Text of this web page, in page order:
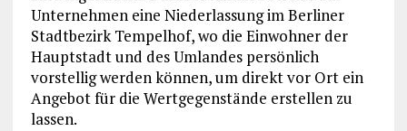
Unternehmen eine Niederlassung im Berliner
Stadtbezirk Tempelhof, wo die Einwohner der
Hauptstadt und des Umlandes persönlich
vorstellig werden können, um direkt vor Ort ein
Angebot für die Wertgegenstände erstellen zu
lassen.